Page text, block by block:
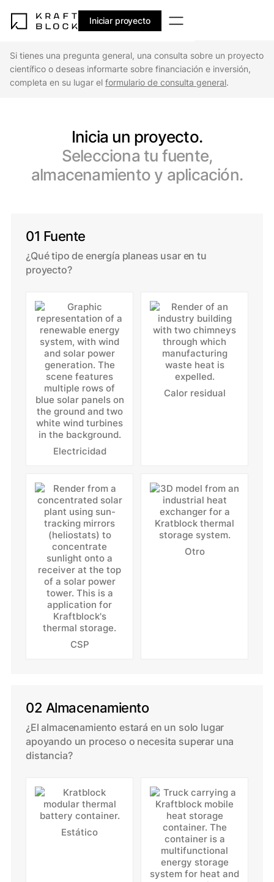
Iniciar proyecto
Si tienes una pregunta general, una consulta sobre un proyecto
científico o deseas informarte sobre financiación e inversión,
completa en su lugar el formulario de consulta general.
Inicia un proyecto.
Selecciona tu fuente,
almacenamiento y aplicación.
01 Fuente
¿Qué tipo de energía planeas usar en tu
proyecto?
Electricidad
Calor residual
CSP
Otro
02 Almacenamiento
¿El almacenamiento estará en un solo lugar
apoyando un proceso o necesita superar una
distancia?
Estático